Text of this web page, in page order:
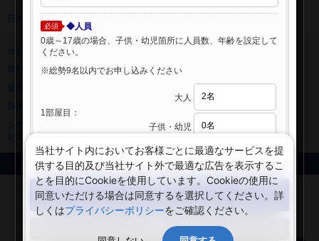
日本旅行 トップ
旅行業登録票・約款
規約集
ニュースリリース
サイトマップ
お知らせ
Copyright © NIPPON TRAVEL AGENCY Co.,LTD. All rights reserved.
必須
◆人員
0歳～17歳の場合、子供・幼児箇所に人員数、年齢を設定して
ください。
※総勢9名以内でお申し込みください
1部屋目：
大人
子供・幼児
検索する
閉じる
当社サイト内においてお客様ごとに最適なサービスを提
供する目的及び当社サイト外で最適な広告を表示するこ
とを目的にCookieを使用しています。Cookieの使用に
同意いただける場合は同意するを選択してください。詳
しくはプライバシーポリシーをご確認ください。